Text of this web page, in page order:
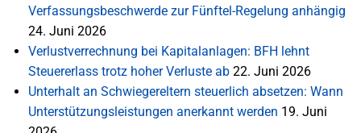
Verfassungsbeschwerde zur Fünftel-Regelung anhängig
24. Juni 2026
Verlustverrechnung bei Kapitalanlagen: BFH lehnt
Steuererlass trotz hoher Verluste ab 22. Juni 2026
Unterhalt an Schwiegereltern steuerlich absetzen: Wann
Unterstützungsleistungen anerkannt werden 19. Juni